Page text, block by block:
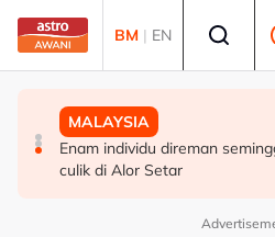
Skip to main content
BM | EN
SUKAN
Hakim Danish kekal bersama
depan
MALAYSIA
Pulau Pinang henti
semak semula perincian - Chow
MALAYSIA
Enam individu direman
culik di Alor Setar